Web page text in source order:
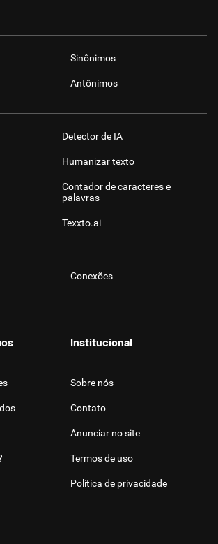
Sinônimos
Antônimos
Detector de IA
Humanizar texto
Contador de caracteres e
palavras
Texxto.ai
Conexões
Institucional
Sobre nós
Contato
Anunciar no site
Termos de uso
Política de privacidade